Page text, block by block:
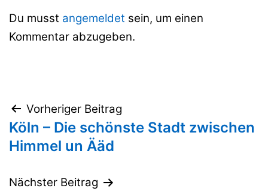
Du musst angemeldet sein, um einen
Kommentar abzugeben.
Beitragsnavigation
Vorheriger Beitrag
Köln – Die schönste Stadt zwischen
Himmel un Ääd
Nächster Beitrag